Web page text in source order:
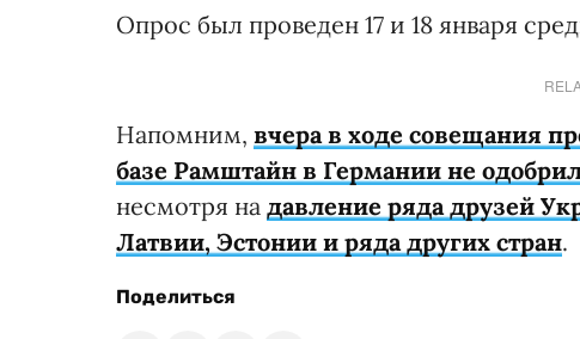
Опрос был проведен 17 и 18 января
Напомним, вчера в ходе совещания
базе Рамштайн в Германии не
несмотря на давление ряда друзей
Латвии, Эстонии и ряда других стран.
Поделиться